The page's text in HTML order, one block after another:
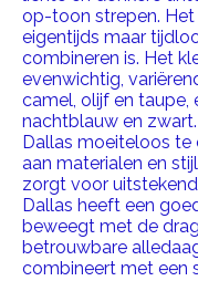
op-toon strepen. Het
eigentijds maar
combineren is. Het
evenwichtig,
camel, olijf en taupe,
nachtblauw en
Dallas moeiteloos te
aan materialen en
zorgt voor
Dallas heeft een
beweegt met de
betrouwbare
combineert met een